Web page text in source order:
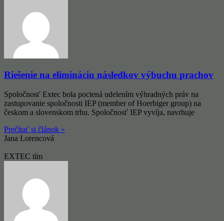
Riešenie na elimináciu následkov výbuchu prachov
Spoločnosť Extec bola poctená udelením výhradných práv na
zastupovanie spoločnosti IEP (member of Hoerbiger group) na
českom a slovenskom trhu. Spoločnosť IEP vyvíja, navrhuje
Prečítať si článok »
Jana Lorencová
EXTEC tím